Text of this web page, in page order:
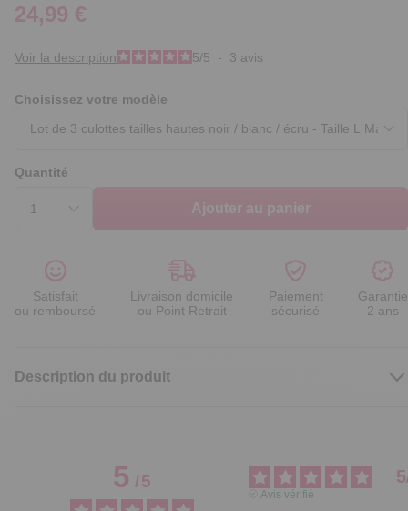
24,99 €
Voir la description 5/5 - 3 avis
Choisissez votre modèle
Quantité
Ajouter au panier
Satisfait
ou remboursé
Livraison domicile
ou Point Retrait
Paiement
sécurisé
Garantie
2 ans
Description du produit
5/5 5
Avis vérifié